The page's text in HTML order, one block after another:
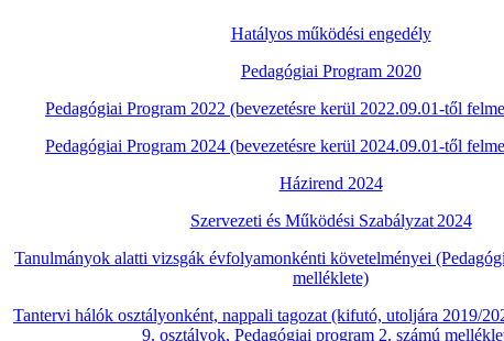
Hatályos működési engedély
Pedagógiai Program 2020
Pedagógiai Program 2022 (bevezetésre kerül 2022.09.01-től
Pedagógiai Program 2024 (bevezetésre kerül 2024.09.01-től
Házirend 2024
Szervezeti és Működési Szabályzat 2024
Tanulmányok alatti vizsgák évfolyamonkénti követelményei
melléklete)
Tantervi hálók osztályonként, nappali tagozat (kifutó, utoljára 2019/
9. osztályok, Pedagógiai program 2. számú